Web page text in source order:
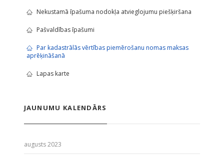
Nekustamā īpašuma nodokļa atvieglojumu piešķiršana
Pašvaldības īpašumi
Par kadastrālās vērtības piemērošanu nomas maksas
aprēķināšanā
Lapas karte
JAUNUMU KALENDĀRS
augusts 2023